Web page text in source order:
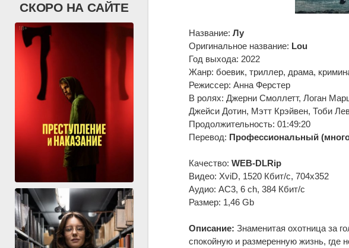
СКОРО НА САЙТЕ
Название: Лу
Оригинальное название: Lou
Год выхода: 2022
Жанр: боевик, триллер, драма,
Режиссер: Анна Ферстер
В ролях: Джерни Смоллетт, Логан
Джейси Дотин, Мэтт Крэйвен, Тоби
Продолжительность: 01:49:20
Перевод: Профессиональный
Качество: WEB-DLRip
Видео: XviD, 1520 Кбит/с, 704x352
Аудио: AC3, 6 ch, 384 Кбит/с
Размер: 1,46 Gb
Описание: Знаменитая охотница за
спокойную и размеренную жизнь, где